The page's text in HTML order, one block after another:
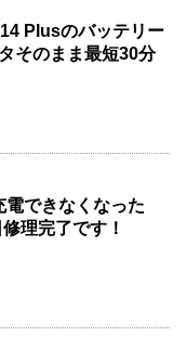
Plusのバッテリー
そのまま最短30分
電できなくなった
理完了です！